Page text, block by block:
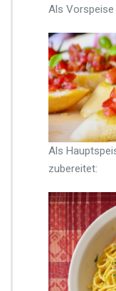
Als
Als
zubereitet: